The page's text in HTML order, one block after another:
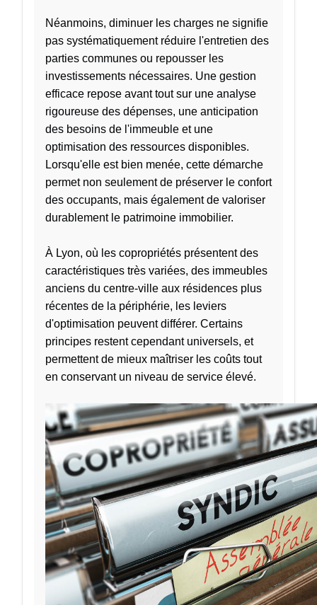
Néanmoins, diminuer les charges ne signifie
pas systématiquement réduire l'entretien des
parties communes ou repousser les
investissements nécessaires. Une gestion
efficace repose avant tout sur une analyse
rigoureuse des dépenses, une anticipation
des besoins de l'immeuble et une
optimisation des ressources disponibles.
Lorsqu'elle est bien menée, cette démarche
permet non seulement de préserver le confort
des occupants, mais également de valoriser
durablement le patrimoine immobilier.
À Lyon, où les copropriétés présentent des
caractéristiques très variées, des immeubles
anciens du centre-ville aux résidences plus
récentes de la périphérie, les leviers
d'optimisation peuvent différer. Certains
principes restent cependant universels, et
permettent de mieux maîtriser les coûts tout
en conservant un niveau de service élevé.